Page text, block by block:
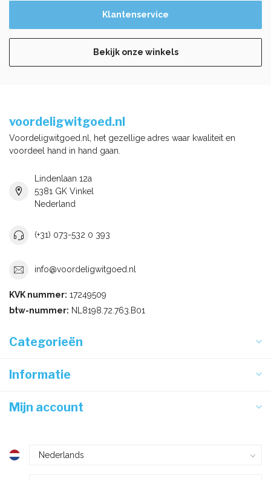
Klantenservice
Bekijk onze winkels
voordeligwitgoed.nl
Voordeligwitgoed.nl, het gezellige adres waar kwaliteit en
voordeel hand in hand gaan.
Lindenlaan 12a
5381 GK Vinkel
Nederland
(+31) 073-532 0 393
info@voordeligwitgoed.nl
KVK nummer: 17249509
btw-nummer: NL8198.72.763.B01
Categorieën
Informatie
Mijn account